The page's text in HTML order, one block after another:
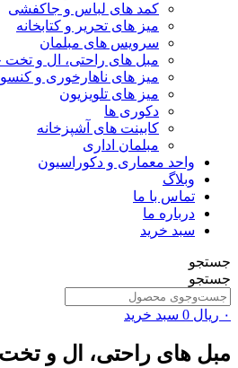
کمد های لباس و جاکفشی
میز های تحریر و کتابخانه
سرویس های مبلمان
مبل های راحتی، ال و
میز های ناهارخوری و
میز های تلویزیون
دکوری ها
کابینت های آشپزخانه
مبلمان اداری
واحد معماری و دکوراسیون
وبلاگ
تماس با ما
درباره ما
سبد خرید
جستجو
جستجو
۰ ریال 0 سبد خرید
مبل های راحتی، ال و